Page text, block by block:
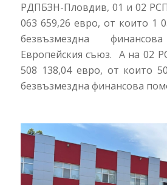
РДПБЗН-Пловдив, 01 и 02
063 659,26 евро, от които 1
безвъзмездна
Европейския съюз. А на 02
508 138,04 евро, от които
безвъзмездна финансова